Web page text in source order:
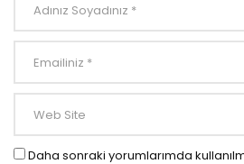
Daha sonraki yorumlarımda